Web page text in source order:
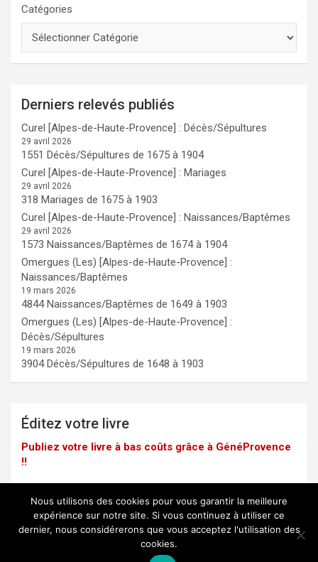
Catégories
Derniers relevés publiés
Curel [Alpes-de-Haute-Provence] : Décès/Sépultures
29 avril 2026
1551 Décès/Sépultures de 1675 à 1904
Curel [Alpes-de-Haute-Provence] : Mariages
29 avril 2026
318 Mariages de 1675 à 1903
Curel [Alpes-de-Haute-Provence] : Naissances/Baptêmes
29 avril 2026
1573 Naissances/Baptêmes de 1674 à 1904
Omergues (Les) [Alpes-de-Haute-Provence] :
Naissances/Baptêmes
19 mars 2026
4844 Naissances/Baptêmes de 1649 à 1903
Omergues (Les) [Alpes-de-Haute-Provence] :
Décès/Sépultures
19 mars 2026
3904 Décès/Sépultures de 1648 à 1903
Éditez votre livre
Publiez votre livre à bas coûts grâce à GénéProvence
!!
Mentions légales
Nous utilisons des cookies pour vous garantir la meilleure
expérience sur notre site. Si vous continuez à utiliser ce
dernier, nous considérerons que vous acceptez l'utilisation des
cookies.